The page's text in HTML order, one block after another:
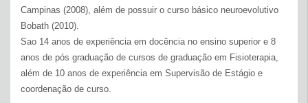
Campinas (2008), além de possuir o curso básico neuroevolutivo
Bobath (2010).
Sao 14 anos de experiência em docência no ensino superior e 8
anos de pós graduação de cursos de graduação em Fisioterapia,
além de 10 anos de experiência em Supervisão de Estágio e
coordenação de curso.